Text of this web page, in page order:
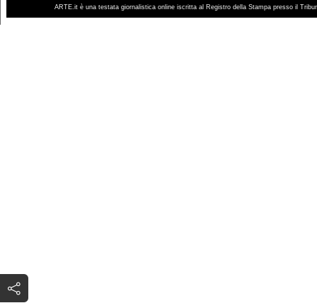
ARTE.it è una testata giornalistica online iscritta al Registro della Stampa presso il